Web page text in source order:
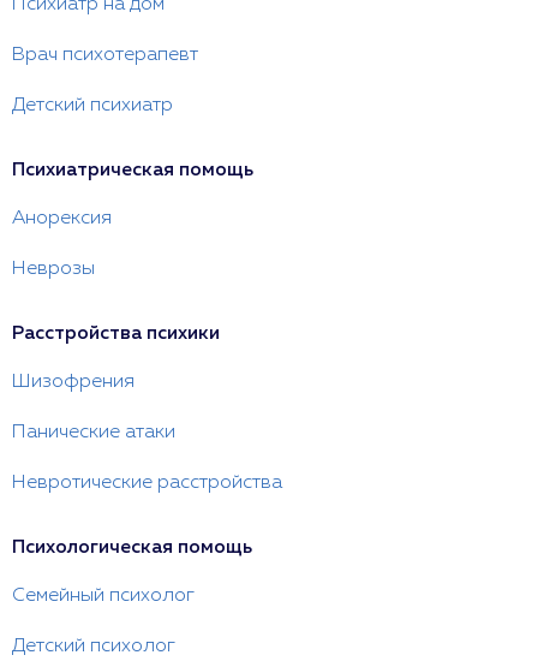
Психиатр на дом
Врач психотерапевт
Детский психиатр
Психиатрическая помощь
Анорексия
Неврозы
Расстройства психики
Шизофрения
Панические атаки
Невротические расстройства
Психологическая помощь
Семейный психолог
Детский психолог